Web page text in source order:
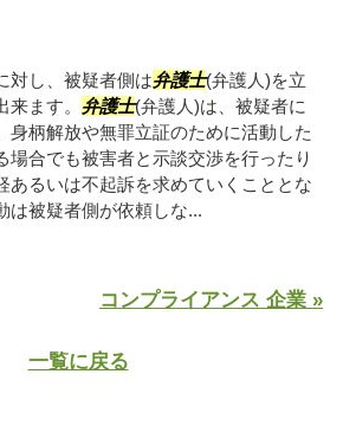
対し、被疑者側は弁護士(弁護人)を立
ます。 弁護士(弁護人)は、被疑者に
身柄解放や無罪立証のために活動した
場合でも被害者と示談交渉を行ったり
あるいは不起訴を求めていくこととな
は被疑者側が依頼しな...
コンプライアンス 企業 »
一覧に戻る